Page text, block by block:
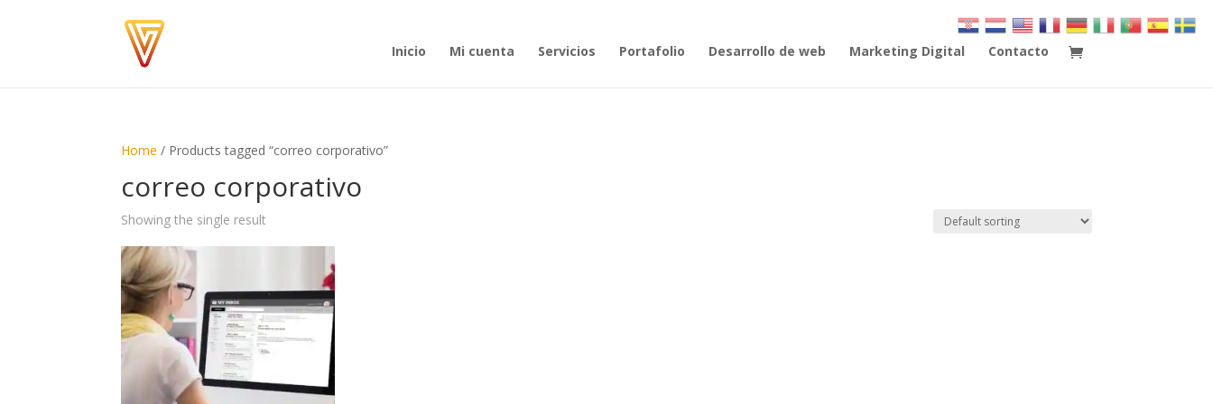
Inicio Mi cuenta Servicios Portafolio Desarrollo de web Marketing Digital Contacto
Home / Products tagged “correo corporativo”
correo corporativo
Showing the single result